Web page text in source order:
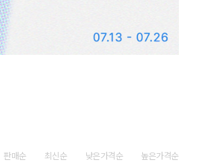
판매순 최신순 낮은가격순 높은가격순